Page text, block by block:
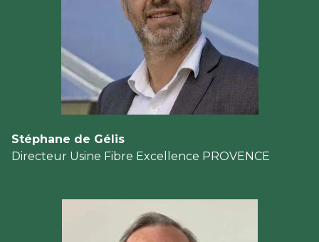
Stéphane de Gélis
Directeur Usine Fibre Excellence PROVENCE